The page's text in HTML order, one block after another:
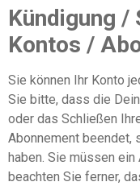
Kündigung /
Kontos /
Sie können Ihr Konto
Sie bitte, dass die
oder das Schließen
Abonnement beendet,
haben. Sie müssen
beachten Sie ferner,